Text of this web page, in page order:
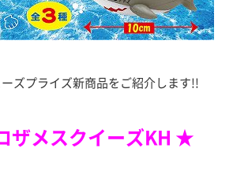
ズプライズ新商品をご紹介します!!
ザメスクイーズKH ★